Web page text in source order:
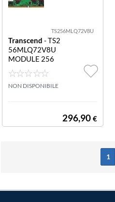
TS256MLQ72V8U
Transcend - TS2
56MLQ72V8U
MODULE 256
MODULE
NON DISPONIBILE
296,90 €
1